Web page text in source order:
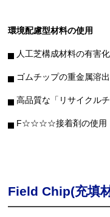
環境配慮型材料の使用
人工芝構成材料の有害
ゴムチップの重金属溶
高品質な「リサイクル
F☆☆☆☆接着剤の使用
Field Chip(充填